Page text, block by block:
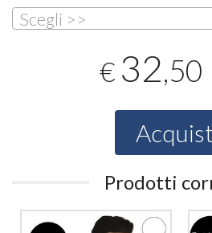
Scegli >>
€ 32,50
Prodotti